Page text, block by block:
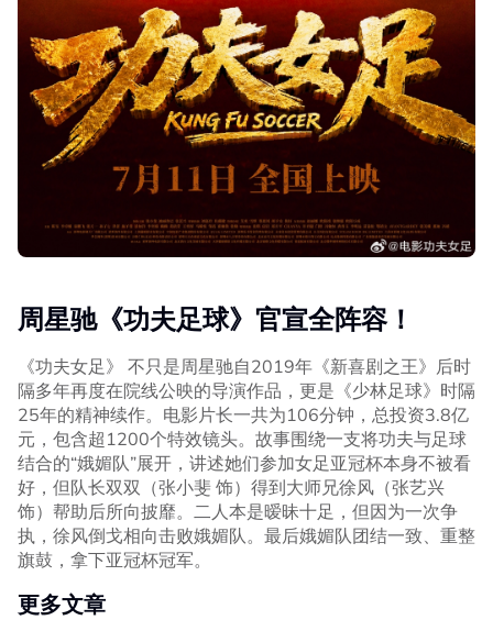
周星驰《功夫足球》官宣全阵容！
《功夫女足》 不只是周星驰自2019年《新喜剧之王》后时
隔多年再度在院线公映的导演作品，更是《少林足球》时隔
25年的精神续作。电影片长一共为106分钟，总投资3.8亿
元，包含超1200个特效镜头。故事围绕一支将功夫与足球
结合的“娥媚队”展开，讲述她们参加女足亚冠杯本身不被看
好，但队长双双（张小斐 饰）得到大师兄徐风（张艺兴
饰）帮助后所向披靡。二人本是暧昧十足，但因为一次争
执，徐风倒戈相向击败娥媚队。最后娥媚队团结一致、重整
旗鼓，拿下亚冠杯冠军。
更多文章